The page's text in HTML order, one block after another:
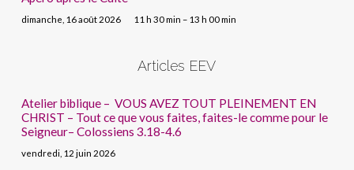
dimanche, 16 août 2026 11 h 30 min – 13 h 00 min
Articles EEV
Atelier biblique – VOUS AVEZ TOUT PLEINEMENT EN
CHRIST – Tout ce que vous faites, faites-le comme pour le
Seigneur– Colossiens 3.18-4.6
vendredi, 12 juin 2026